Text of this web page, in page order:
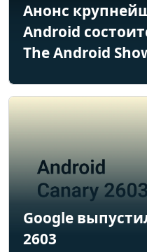
Анонс
Android
The Android
Google
2603